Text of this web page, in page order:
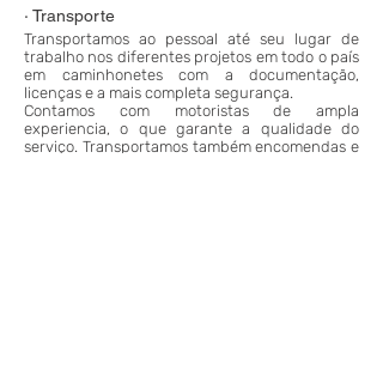
· Transporte
Transportamos ao pessoal até seu lugar de
trabalho nos diferentes projetos em todo o país
em caminhonetes com a documentação,
licenças e a mais completa segurança.
Contamos com motoristas de ampla
experiencia, o que garante a qualidade do
serviço. Transportamos também encomendas e